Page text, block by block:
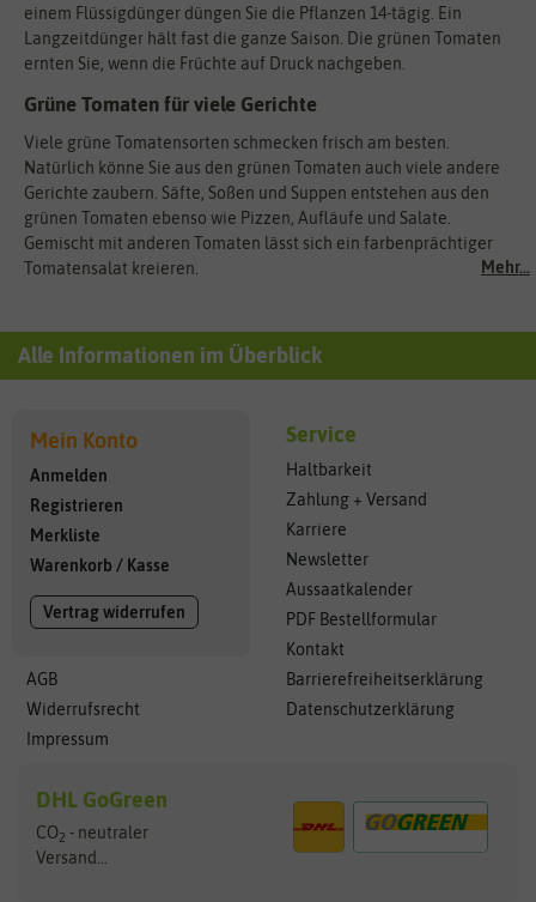
Mehr...
einem Flüssigdünger düngen Sie die Pflanzen 14-tägig. Ein
Langzeitdünger hält fast die ganze Saison. Die grünen Tomaten
ernten Sie, wenn die Früchte auf Druck nachgeben.
Grüne Tomaten für viele Gerichte
Viele grüne Tomatensorten schmecken frisch am besten.
Natürlich könne Sie aus den grünen Tomaten auch viele andere
Gerichte zaubern. Säfte, Soßen und Suppen entstehen aus den
grünen Tomaten ebenso wie Pizzen, Aufläufe und Salate.
Gemischt mit anderen Tomaten lässt sich ein farbenprächtiger
Tomatensalat kreieren.
Alle Informationen im Überblick
Mein Konto
Anmelden
Registrieren
Merkliste
Warenkorb / Kasse
Vertrag widerrufen
AGB
Widerrufsrecht
Impressum
Service
Haltbarkeit
Zahlung + Versand
Karriere
Newsletter
Aussaatkalender
PDF Bestellformular
Kontakt
Barrierefreiheitserklärung
Datenschutzerklärung
DHL GoGreen
CO2 - neutraler
Versand...